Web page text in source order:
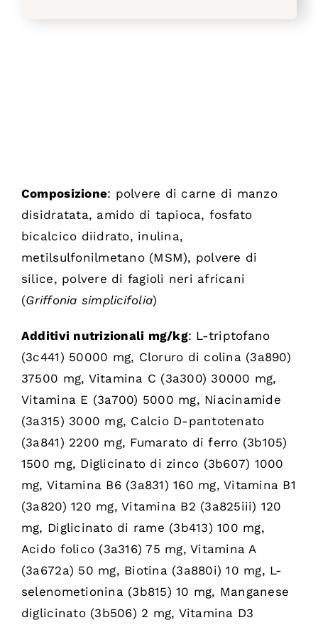
Composizione: polvere di carne di manzo
disidratata, amido di tapioca, fosfato
bicalcico diidrato, inulina,
metilsulfonilmetano (MSM), polvere di
silice, polvere di fagioli neri africani
(Griffonia simplicifolia)
Additivi nutrizionali mg/kg: L-triptofano
(3c441) 50000 mg, Cloruro di colina (3a890)
37500 mg, Vitamina C (3a300) 30000 mg,
Vitamina E (3a700) 5000 mg, Niacinamide
(3a315) 3000 mg, Calcio D-pantotenato
(3a841) 2200 mg, Fumarato di ferro (3b105)
1500 mg, Diglicinato di zinco (3b607) 1000
mg, Vitamina B6 (3a831) 160 mg, Vitamina B1
(3a820) 120 mg, Vitamina B2 (3a825iii) 120
mg, Diglicinato di rame (3b413) 100 mg,
Acido folico (3a316) 75 mg, Vitamina A
(3a672a) 50 mg, Biotina (3a880i) 10 mg, L-
selenometionina (3b815) 10 mg, Manganese
diglicinato (3b506) 2 mg, Vitamina D3